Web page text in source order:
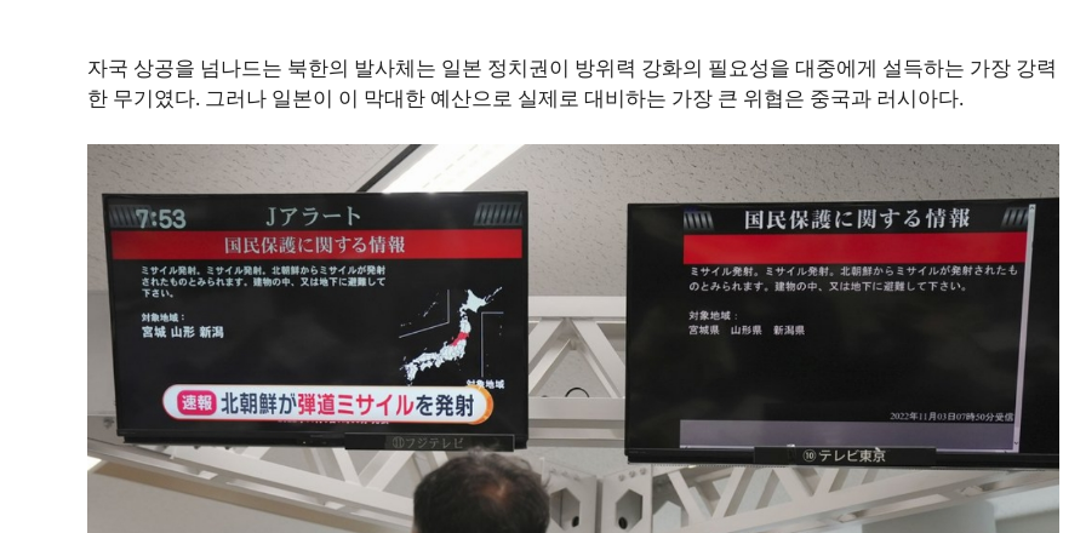
자국 상공을 넘나드는 북한의 발사체는 일본 정치권이 방위력 강화의 필요성을 대중에게 설득하는 가장 강력
한 무기였다. 그러나 일본이 이 막대한 예산으로 실제로 대비하는 가장 큰 위협은 중국과 러시아다.